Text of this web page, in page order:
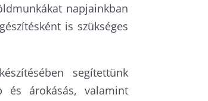
napjainkban
is szükséges
segítettünk
és árokásás, valamint